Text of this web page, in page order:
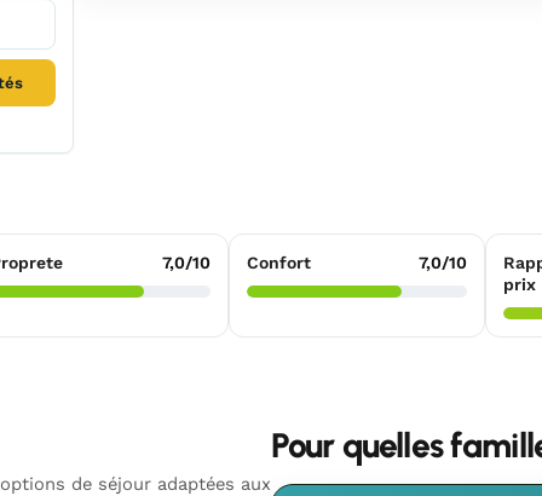
7,0/10 Confort 7,0/10
prix
de séjour adaptées aux
Pour quelles